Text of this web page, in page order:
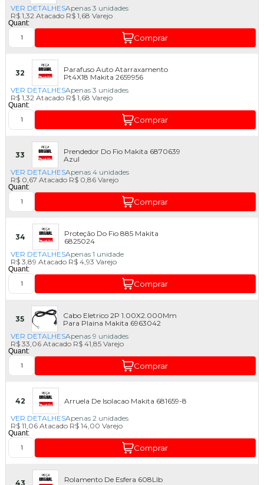
VER DETALHESApenas 3 unidades
R$ 1,32Atacado R$ 1,68Varejo
Quant:
Comprar
32
Parafuso Auto Atarraxamento
Pt4X18 Makita 2659956
VER DETALHESApenas 3 unidades
R$ 1,32Atacado R$ 1,68Varejo
Quant:
Comprar
33
Prendedor Do Fio Makita 6870639
Azul
VER DETALHESApenas 4 unidades
R$ 0,67Atacado R$ 0,86Varejo
Quant:
Comprar
34
Proteção Do Fio 885 Makita
6825024
VER DETALHESApenas 1 unidade
R$ 3,89Atacado R$ 4,93Varejo
Quant:
Comprar
35
Cabo Eletrico 2P 1.00X2.000Mm
Para Plaina Makita 6963042
VER DETALHESApenas 9 unidades
R$ 33,06Atacado R$ 41,85Varejo
Quant:
Comprar
42
Arruela De Isolacao Makita 681659-8
VER DETALHESApenas 2 unidades
R$ 11,06Atacado R$ 14,00Varejo
Quant:
Comprar
43
Rolamento De Esfera 608Llb